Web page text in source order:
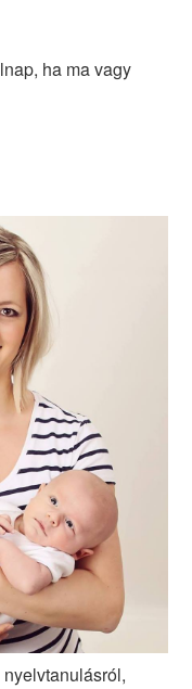
ha ma vagy